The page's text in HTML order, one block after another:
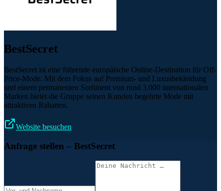
BestSecret
BestSecret ist eine führende europäische Online-Destination für Off-
Price-Mode. Mit dem Fokus auf Premium- und Luxusbekleidung
und einem permanenten Sortiment von rund 3.000 internationalen
Marken bietet die Gruppe seinen Kunden begehrte Mode mit
attraktiven Rabatten.
Website besuchen
Anfrage stellen – BestSecret